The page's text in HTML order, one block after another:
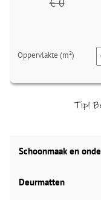
Oppervlakte (m²)
Schoonmaak en
Deurmatten